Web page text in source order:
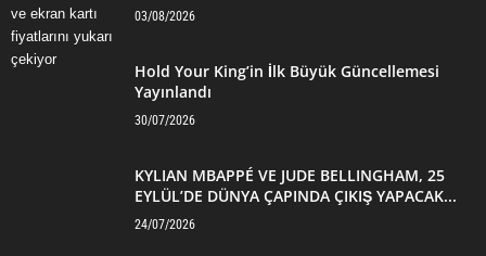
03/08/2026
Hold Your King’in İlk Büyük Güncellemesi
Yayınlandı
30/07/2026
KYLIAN MBAPPÉ VE JUDE BELLINGHAM, 25
EYLÜL’DE DÜNYA ÇAPINDA ÇIKIŞ YAPACAK...
24/07/2026